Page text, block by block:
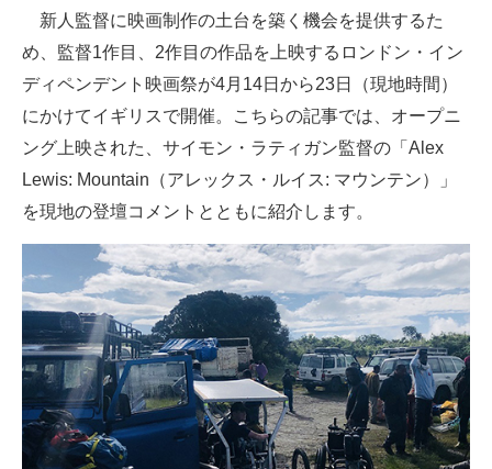
スマホと通信の最新トレンド
好きが集まる 比べて選べる
AI活用のいまが分かる
企業ITのトレンドを詳説
経営リーダーのコミュニティ
マーケ×ITの今がよく分かる
ITエンジニア向け専門サイト
新人監督に映画制作の土台を築く機会を提供するた
め、監督1作目、2作目の作品を上映するロンドン・イン
ディペンデント映画祭が4月14日から23日（現地時間）
にかけてイギリスで開催。こちらの記事では、オープニ
ング上映された、サイモン・ラティガン監督の「Alex
Lewis: Mountain（アレックス・ルイス: マウンテン）」
を現地の登壇コメントとともに紹介します。